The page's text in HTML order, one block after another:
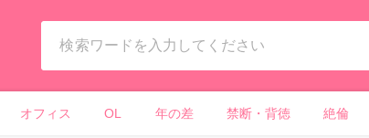
オフィス OL 年の差 禁断・背徳 絶倫